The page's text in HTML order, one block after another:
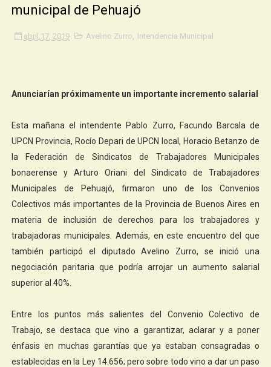
municipal de Pehuajó
abril 17, 2019 Avelino Zurro Intendencia Municipal
Anunciarían próximamente un importante incremento salarial
Esta mañana el intendente Pablo Zurro, Facundo Barcala de
UPCN Provincia, Rocío Depari de UPCN local, Horacio Betanzo de
la Federación de Sindicatos de Trabajadores Municipales
bonaerense y Arturo Oriani del Sindicato de Trabajadores
Municipales de Pehuajó, firmaron uno de los Convenios
Colectivos más importantes de la Provincia de Buenos Aires en
materia de inclusión de derechos para los trabajadores y
trabajadoras municipales. Además, en este encuentro del que
también participó el diputado Avelino Zurro, se inició una
negociación paritaria que podría arrojar un aumento salarial
superior al 40%.
Entre los puntos más salientes del Convenio Colectivo de
Trabajo, se destaca que vino a garantizar, aclarar y a poner
énfasis en muchas garantías que ya estaban consagradas o
establecidas en la Ley 14.656; pero sobre todo vino a dar un paso